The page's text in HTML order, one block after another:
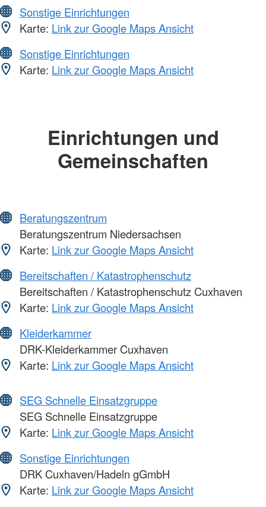
Sonstige Einrichtungen
Karte: Link zur Google Maps Ansicht
Sonstige Einrichtungen
Karte: Link zur Google Maps Ansicht
Einrichtungen und
Gemeinschaften
Beratungszentrum
Beratungszentrum Niedersachsen
Karte: Link zur Google Maps Ansicht
Bereitschaften / Katastrophenschutz
Bereitschaften / Katastrophenschutz Cuxhaven
Karte: Link zur Google Maps Ansicht
Kleiderkammer
DRK-Kleiderkammer Cuxhaven
Karte: Link zur Google Maps Ansicht
SEG Schnelle Einsatzgruppe
SEG Schnelle Einsatzgruppe
Karte: Link zur Google Maps Ansicht
Sonstige Einrichtungen
DRK Cuxhaven/Hadeln gGmbH
Karte: Link zur Google Maps Ansicht